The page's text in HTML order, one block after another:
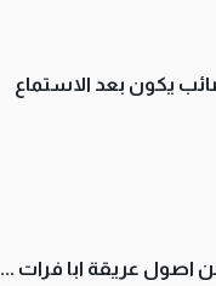
يكون بعد الاستماع
اصول عريقة ابا فرات ...